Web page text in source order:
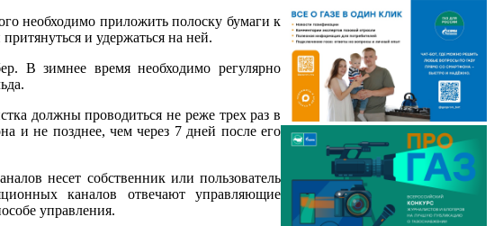
необходимо приложить полоску бумаги к
и удержаться на ней.
В зимнее время необходимо регулярно
должны проводиться не реже трех раз в
и не позднее, чем через 7 дней после его
несет собственник или пользователь
каналов отвечают управляющие
управления.